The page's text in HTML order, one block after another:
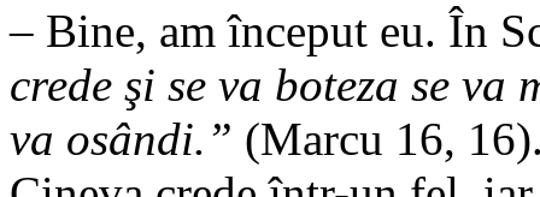
– Bine, am început eu. În
crede şi se va boteza se
va osândi.” (Marcu 16,